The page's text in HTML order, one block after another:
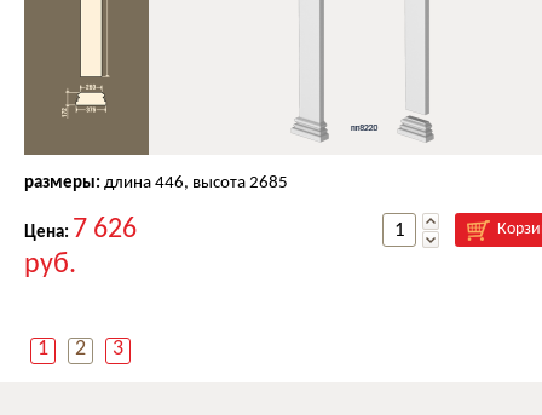
размеры: длина 446, высота 2685
Цена: 7 626
руб.
1 2 3